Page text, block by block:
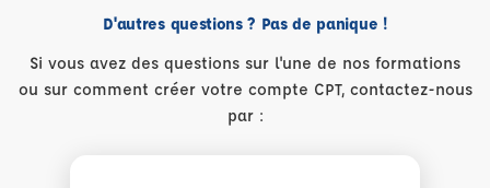
D'autres questions ? Pas de panique !
Si vous avez des questions sur l'une de nos formations
ou sur comment créer votre compte CPT, contactez-nous
par :